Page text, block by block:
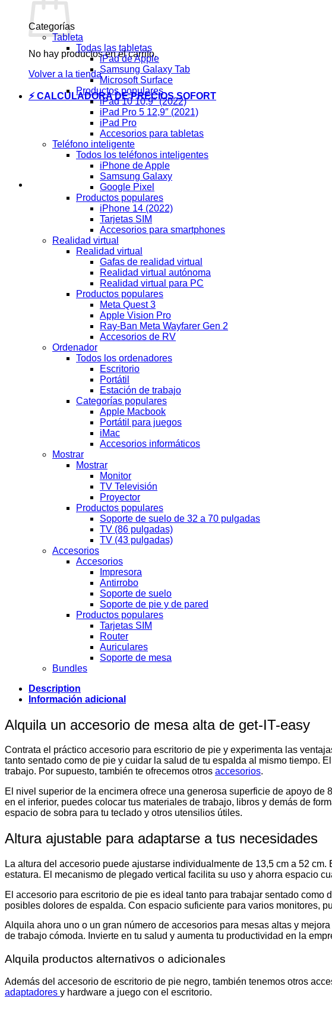
No hay productos en el carrito.
Volver a la tienda
⚡ CALCULADORA DE PRECIOS SOFORT
Categorías
Tableta
Todas las tabletas
iPad de Apple
Samsung Galaxy Tab
Microsoft Surface
Productos populares
iPad 10 10,9″ (2022)
iPad Pro 5 12,9″ (2021)
iPad Pro
Accesorios para tabletas
Teléfono inteligente
Todos los teléfonos inteligentes
iPhone de Apple
Samsung Galaxy
Google Pixel
Productos populares
iPhone 14 (2022)
Tarjetas SIM
Accesorios para smartphones
Realidad virtual
Realidad virtual
Gafas de realidad virtual
Realidad virtual autónoma
Realidad virtual para PC
Productos populares
Meta Quest 3
Apple Vision Pro
Ray-Ban Meta Wayfarer Gen 2
Accesorios de RV
Ordenador
Todos los ordenadores
Escritorio
Portátil
Estación de trabajo
Categorías populares
Apple Macbook
Portátil para juegos
iMac
Accesorios informáticos
Mostrar
Mostrar
Monitor
TV Televisión
Proyector
Productos populares
Soporte de suelo de 32 a 70 pulgadas
TV (86 pulgadas)
TV (43 pulgadas)
Accesorios
Accesorios
Impresora
Antirrobo
Soporte de suelo
Soporte de pie y de pared
Productos populares
Tarjetas SIM
Router
Auriculares
Soporte de mesa
Bundles
Description
Información adicional
Alquila un accesorio de mesa alta de get-IT-easy
Contrata el práctico accesorio para escritorio de pie y experimenta las
tanto sentado como de pie y cuidar la salud de tu espalda al mismo tiempo.
trabajo. Por supuesto, también te ofrecemos otros accesorios.
El nivel superior de la encimera ofrece una generosa superficie de apoyo
en el inferior, puedes colocar tus materiales de trabajo, libros y demás de
espacio de sobra para tu teclado y otros utensilios útiles.
Altura ajustable para adaptarse a tus necesidades
La altura del accesorio puede ajustarse individualmente de 13,5 cm a 52
estatura. El mecanismo de plegado vertical facilita su uso y ahorra espacio
El accesorio para escritorio de pie es ideal tanto para trabajar sentado
posibles dolores de espalda. Con espacio suficiente para varios monitores,
Alquila ahora uno o un gran número de accesorios para mesas altas y
de trabajo cómoda. Invierte en tu salud y aumenta tu productividad en la
Alquila productos alternativos o adicionales
Además del accesorio de escritorio de pie negro, también tenemos otros
adaptadores y hardware a juego con el escritorio.